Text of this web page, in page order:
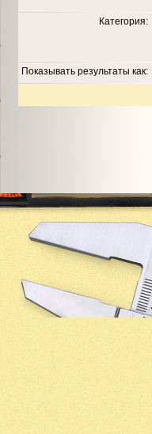
Категория:
Показывать результаты как: